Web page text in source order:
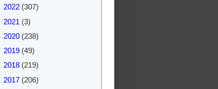
2022 (307)
2021 (3)
2020 (238)
2019 (49)
2018 (219)
2017 (206)